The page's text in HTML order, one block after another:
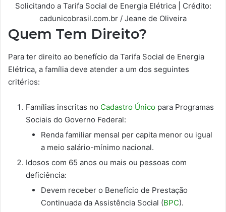
Solicitando a Tarifa Social de Energia Elétrica | Crédito:
cadunicobrasil.com.br / Jeane de Oliveira
Quem Tem Direito?
Para ter direito ao benefício da Tarifa Social de Energia
Elétrica, a família deve atender a um dos seguintes
critérios:
Famílias inscritas no Cadastro Único para Programas
Sociais do Governo Federal:
Renda familiar mensal per capita menor ou igual
a meio salário-mínimo nacional.
Idosos com 65 anos ou mais ou pessoas com
deficiência:
Devem receber o Benefício de Prestação
Continuada da Assistência Social (BPC).